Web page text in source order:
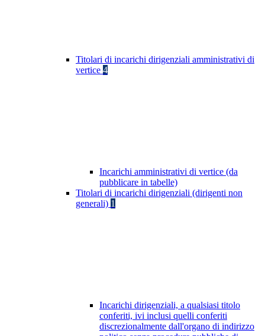
Titolari di incarichi dirigenziali amministrativi di
vertice 4
Incarichi amministrativi di vertice (da
pubblicare in tabelle)
Titolari di incarichi dirigenziali (dirigenti non
generali) 1
Incarichi dirigenziali, a qualsiasi titolo
conferiti, ivi inclusi quelli conferiti
discrezionalmente dall'organo di indirizzo